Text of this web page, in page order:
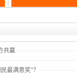
共赢
最满意奖”？